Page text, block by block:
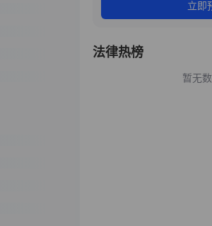
立即
法律热榜
暂无